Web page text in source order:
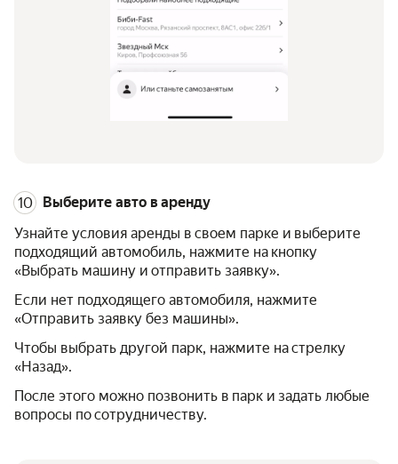
Выберите авто в аренду
Узнайте условия аренды в своем парке и выберите
подходящий автомобиль, нажмите на кнопку
«Выбрать машину и отправить заявку».
Если нет подходящего автомобиля, нажмите
«Отправить заявку без машины».
Чтобы выбрать другой парк, нажмите на стрелку
«Назад».
После этого можно позвонить в парк и задать любые
вопросы по сотрудничеству.